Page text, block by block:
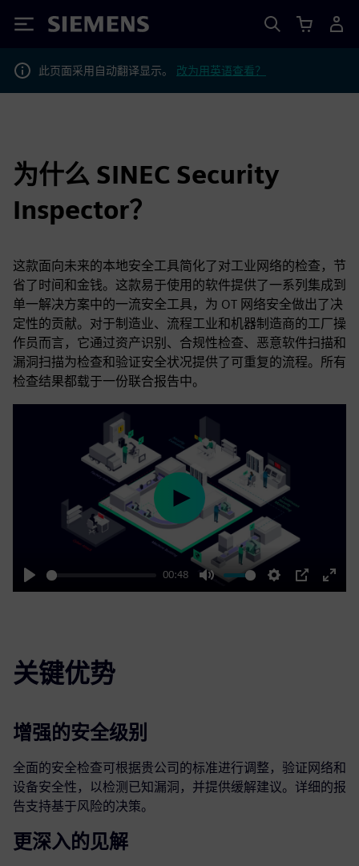
Siemens
此页面采用自动翻译显示。 改为用英语查看？
为什么 SINEC Security
Inspector？
这款面向未来的本地安全工具简化了对工业网络的检查，节
省了时间和金钱。这款易于使用的软件提供了一系列集成到
单一解决方案中的一流安全工具，为 OT 网络安全做出了决
定性的贡献。对于制造业、流程工业和机器制造商的工厂操
作员而言，它通过资产识别、合规性检查、恶意软件扫描和
漏洞扫描为检查和验证安全状况提供了可重复的流程。所有
检查结果都载于一份联合报告中。
Play
00:48
Mute Settings
PIP
Enter
Play
关键优势
增强的安全级别
全面的安全检查可根据贵公司的标准进行调整，验证网络和
设备安全性，以检测已知漏洞，并提供缓解建议。详细的报
告支持基于风险的决策。
更深入的见解